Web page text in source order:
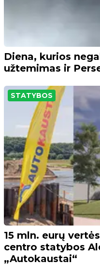
Diena, kurios
užtemimas ir
STATYBOS
15 mln. eurų
centro statybos
„Autokaustai“